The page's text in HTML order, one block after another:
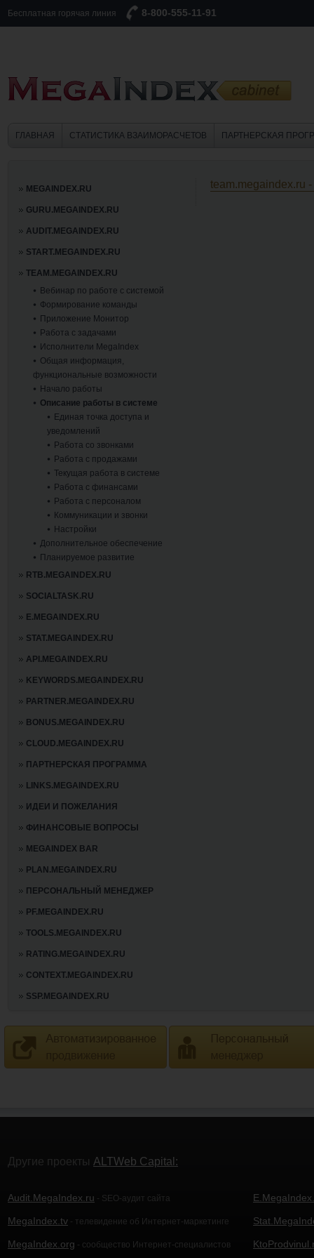
Бесплатная горячая линия 8-800-555-11-91
ГЛАВНАЯ СТАТИСТИКА ВЗАИМОРАСЧЕТОВ ПАРТНЕРСКАЯ
MEGAINDEX.RU
GURU.MEGAINDEX.RU
AUDIT.MEGAINDEX.RU
START.MEGAINDEX.RU
TEAM.MEGAINDEX.RU
Вебинар по работе с системой
Формирование команды
Приложение Монитор
Работа с задачами
Исполнители MegaIndex
Общая информация,
функциональные возможности
Начало работы
Описание работы в системе
Единая точка доступа и
уведомлений
Работа со звонками
Работа с продажами
Текущая работа в системе
Работа с финансами
Работа с персоналом
Коммуникации и звонки
Настройки
Дополнительное обеспечение
Планируемое развитие
RTB.MEGAINDEX.RU
SOCIALTASK.RU
E.MEGAINDEX.RU
STAT.MEGAINDEX.RU
API.MEGAINDEX.RU
KEYWORDS.MEGAINDEX.RU
PARTNER.MEGAINDEX.RU
BONUS.MEGAINDEX.RU
CLOUD.MEGAINDEX.RU
ПАРТНЕРСКАЯ ПРОГРАММА
LINKS.MEGAINDEX.RU
ИДЕИ И ПОЖЕЛАНИЯ
ФИНАНСОВЫЕ ВОПРОСЫ
MEGAINDEX BAR
PLAN.MEGAINDEX.RU
ПЕРСОНАЛЬНЫЙ МЕНЕДЖЕР
PF.MEGAINDEX.RU
TOOLS.MEGAINDEX.RU
RATING.MEGAINDEX.RU
CONTEXT.MEGAINDEX.RU
SSP.MEGAINDEX.RU
team.megaindex.ru
Другие проекты ALTWeb Capital:
Audit.MegaIndex.ru - SEO-аудит сайта
MegaIndex.tv - телевидение об Интернет-маркетинге
MegaIndex.org - сообщество Интернет-специалистов